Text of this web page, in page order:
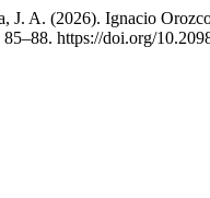
J. A. (2026). Ignacio
85–88. https://doi.org/